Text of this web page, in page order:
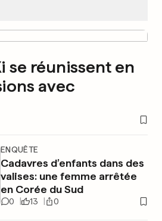
se réunissent en
avec
ENQUÊTE
Cadavres d’enfants dans des
valises: une femme arrêtée
en Corée du Sud
0 13 0